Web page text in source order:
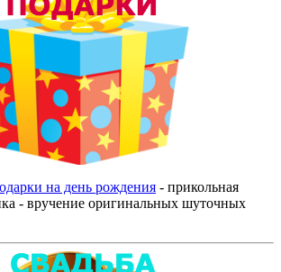
на день рождения - прикольная
- вручение оригинальных шуточных